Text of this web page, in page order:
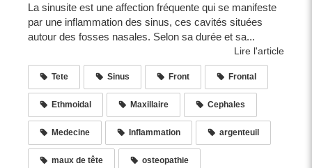
La sinusite est une affection fréquente qui se manifeste
par une inflammation des sinus, ces cavités situées
autour des fosses nasales. Selon sa durée et sa...
Lire l'article
Tete Sinus Front Frontal
Ethmoidal Maxillaire Cephales
Medecine Inflammation argenteuil
maux de tête osteopathie